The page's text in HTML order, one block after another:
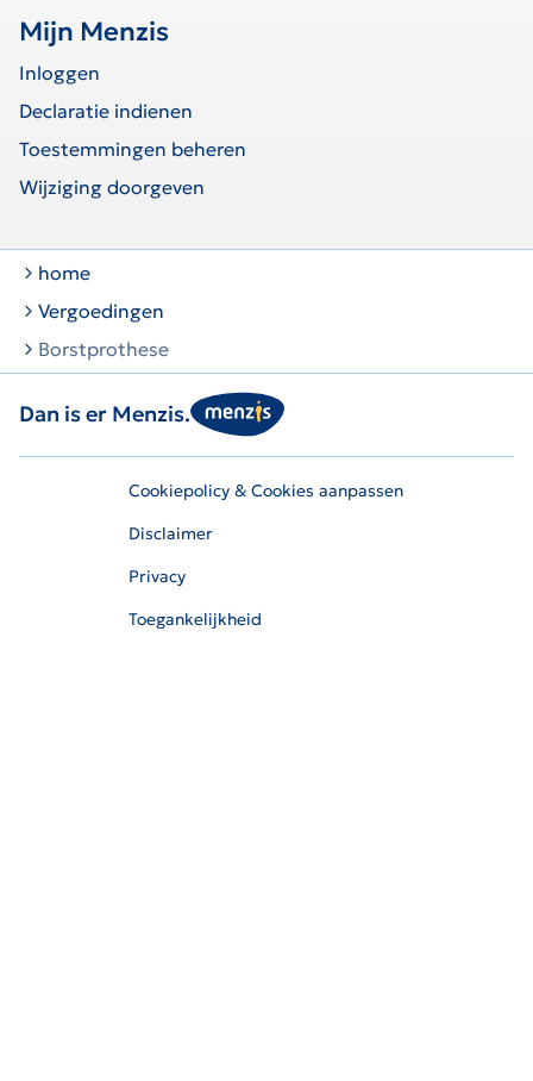
Mijn Menzis
Inloggen
Declaratie indienen
Toestemmingen beheren
Wijziging doorgeven
home
Vergoedingen
Borstprothese
Dan is er Menzis.
Cookiepolicy & Cookies aanpassen
Disclaimer
Privacy
Toegankelijkheid